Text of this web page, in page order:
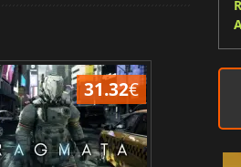
31.32€